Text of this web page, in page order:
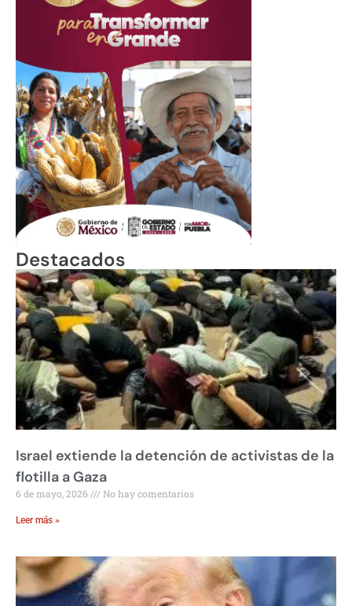
Destacados
Israel extiende la detención de activistas de la
flotilla a Gaza
6 de mayo, 2026 No hay comentarios
Leer más »